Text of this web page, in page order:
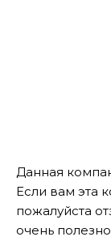
Данная
Если вам эта
пожалуйста
очень